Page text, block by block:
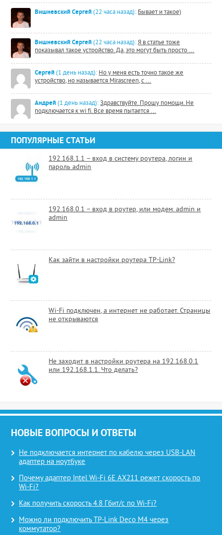
Вишневский Сергей (22 часа назад): Бывает и такое)
Вишневский Сергей (22 часа назад): Я в статье тоже
показывал такое устройство. Да, это могут быть просто ...
Сергей (1 день назад): Но у меня есть точно такое же
устройство, но называется Mirascreen, с ...
Андрей (1 день назад): Здравствуйте. Прошу помощи. Не
подключается к wi fi. Все время пытается ...
ПОПУЛЯРНЫЕ СТАТЬИ
192.168.1.1 – вход в систему роутера, логин и
пароль admin
192.168.0.1 – вход в роутер, или модем. admin и
admin
Как зайти в настройки роутера TP-Link?
Wi-Fi подключен, а интернет не работает. Страницы
не открываются
Не заходит в настройки роутера на 192.168.0.1
или 192.168.1.1. Что делать?
НОВЫЕ ВОПРОСЫ И ОТВЕТЫ
Не подключается интернет по кабелю через USB-LAN
адаптер на ноутбуке
Почему адаптер Intel Wi-Fi 6E AX211 режет скорость по
Wi-Fi?
Как получить скорость 4.8 Гбит/с по Wi-Fi?
Можно ли подключить TP-Link Deco M4 через
коммутатор?